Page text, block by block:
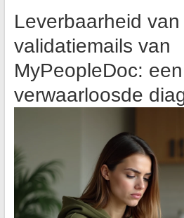
Leverbaarheid van
validatiemails van
MyPeopleDoc: een
verwaarloosde